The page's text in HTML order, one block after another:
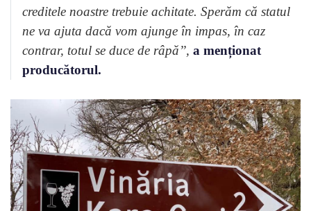
creditele noastre trebuie achitate. Sperăm că statul
ne va ajuta dacă vom ajunge în impas, în caz
contrar, totul se duce de râpă’’, a menționat
producătorul.